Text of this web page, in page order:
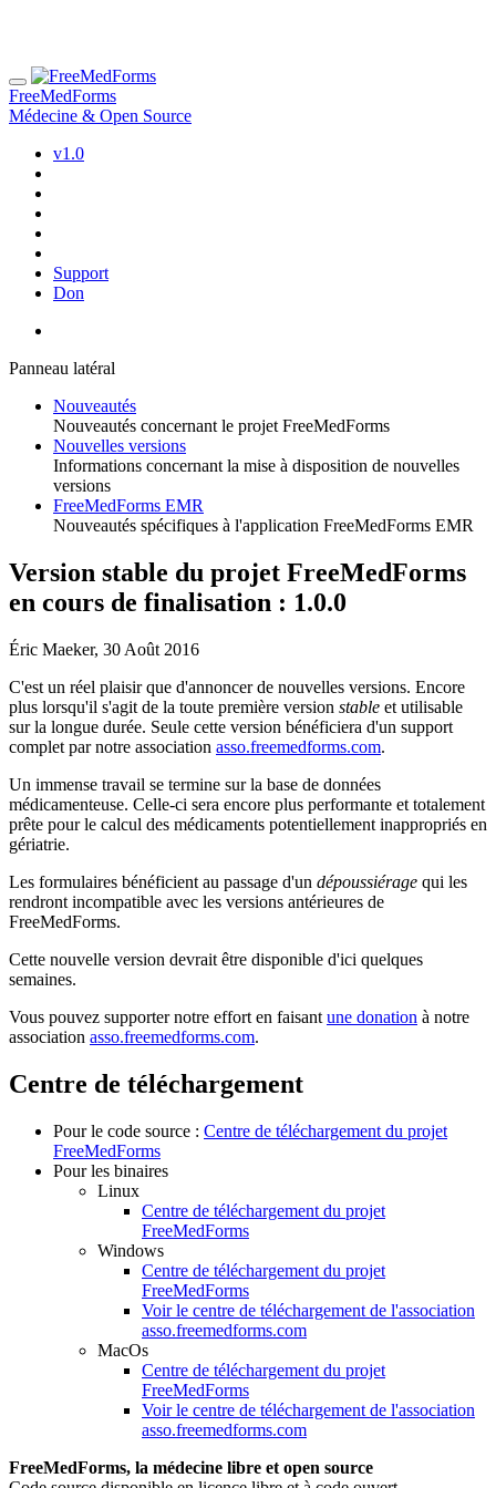
FreeMedForms
Médecine & Open Source
v1.0
Support
Don
Panneau latéral
Nouveautés
Nouveautés concernant le projet FreeMedForms
Nouvelles versions
Informations concernant la mise à disposition de nouvelles
versions
FreeMedForms EMR
Nouveautés spécifiques à l'application FreeMedForms EMR
Version stable du projet FreeMedForms
en cours de finalisation : 1.0.0
Éric Maeker, 30 Août 2016
C'est un réel plaisir que d'annoncer de nouvelles versions. Encore
plus lorsqu'il s'agit de la toute première version stable et utilisable
sur la longue durée. Seule cette version bénéficiera d'un support
complet par notre association asso.freemedforms.com.
Un immense travail se termine sur la base de données
médicamenteuse. Celle-ci sera encore plus performante et totalement
prête pour le calcul des médicaments potentiellement inappropriés en
gériatrie.
Les formulaires bénéficient au passage d'un dépoussiérage qui les
rendront incompatible avec les versions antérieures de
FreeMedForms.
Cette nouvelle version devrait être disponible d'ici quelques
semaines.
Vous pouvez supporter notre effort en faisant une donation à notre
association asso.freemedforms.com.
Centre de téléchargement
Pour le code source : Centre de téléchargement du projet
FreeMedForms
Pour les binaires
Linux
Centre de téléchargement du projet
FreeMedForms
Windows
Centre de téléchargement du projet
FreeMedForms
Voir le centre de téléchargement de l'association
asso.freemedforms.com
MacOs
Centre de téléchargement du projet
FreeMedForms
Voir le centre de téléchargement de l'association
asso.freemedforms.com
FreeMedForms, la médecine libre et open source